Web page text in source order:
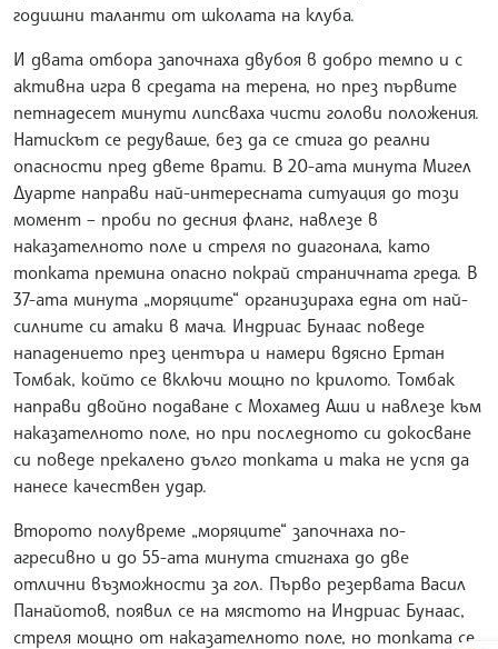
годишни таланти от школата на клуба.
И двата отбора започнаха двубоя в добро темпо и с
активна игра в средата на терена, но през първите
петнадесет минути липсваха чисти голови положения.
Натискът се редуваше, без да се стига до реални
опасности пред двете врати. В 20-ата минута Мигел
Дуарте направи най-интересната ситуация до този
момент – проби по десния фланг, навлезе в
наказателното поле и стреля по диагонала, като
топката премина опасно покрай страничната греда. В
37-ата минута „моряците“ организираха една от най-
силните си атаки в мача. Индриас Бунаас поведе
нападението през центъра и намери вдясно Ертан
Томбак, който се включи мощно по крилото. Томбак
направи двойно подаване с Мохамед Аши и навлезе към
наказателното поле, но при последното си докосване
си поведе прекалено дълго топката и така не успя да
нанесе качествен удар.
Второто полувреме „моряците“ започнаха по-
агресивно и до 55-ата минута стигнаха до две
отлични възможности за гол. Първо резервата Васил
Панайотов, появил се на мястото на Индриас Бунаас,
стреля мощно от наказателното поле, но топката се